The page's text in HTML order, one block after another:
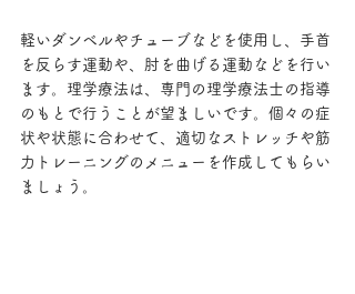
軽いダンベルやチューブなどを使用し、手首
を反らす運動や、肘を曲げる運動などを行い
ます。理学療法は、専門の理学療法士の指導
のもとで行うことが望ましいです。個々の症
状や状態に合わせて、適切なストレッチや筋
力トレーニングのメニューを作成してもらい
ましょう。